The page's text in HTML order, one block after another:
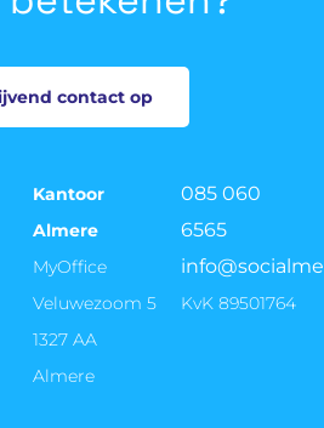
contact op
Kantoor
Almere
MyOffice
Veluwezoom 5
1327 AA
Almere
085 060
6565
KvK 89501764